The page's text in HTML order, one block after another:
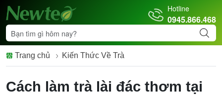
Hotline
0945.866.468
Trang chủ Kiến Thức Về Trà
Cách làm trà lài đác thơm tại